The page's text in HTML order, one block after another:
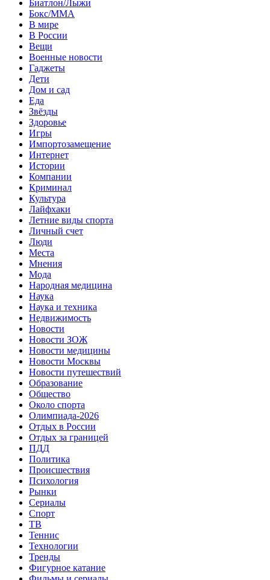
Биатлон/Лыжи
Бокс/MMA
В мире
В России
Вещи
Военные новости
Гаджеты
Дети
Дом и сад
Еда
Звёзды
Здоровье
Игры
Импортозамещение
Интернет
Истории
Компании
Криминал
Культура
Лайфхаки
Летние виды спорта
Личный счет
Люди
Места
Мнения
Мода
Народная медицина
Наука
Наука и техника
Недвижимость
Новости
Новости ЗОЖ
Новости медицины
Новости Москвы
Новости путешествий
Образование
Общество
Около спорта
Олимпиада-2026
Отдых в России
Отдых за границей
ПДД
Политика
Происшествия
Психология
Рынки
Сериалы
Спорт
ТВ
Теннис
Технологии
Тренды
Фигурное катание